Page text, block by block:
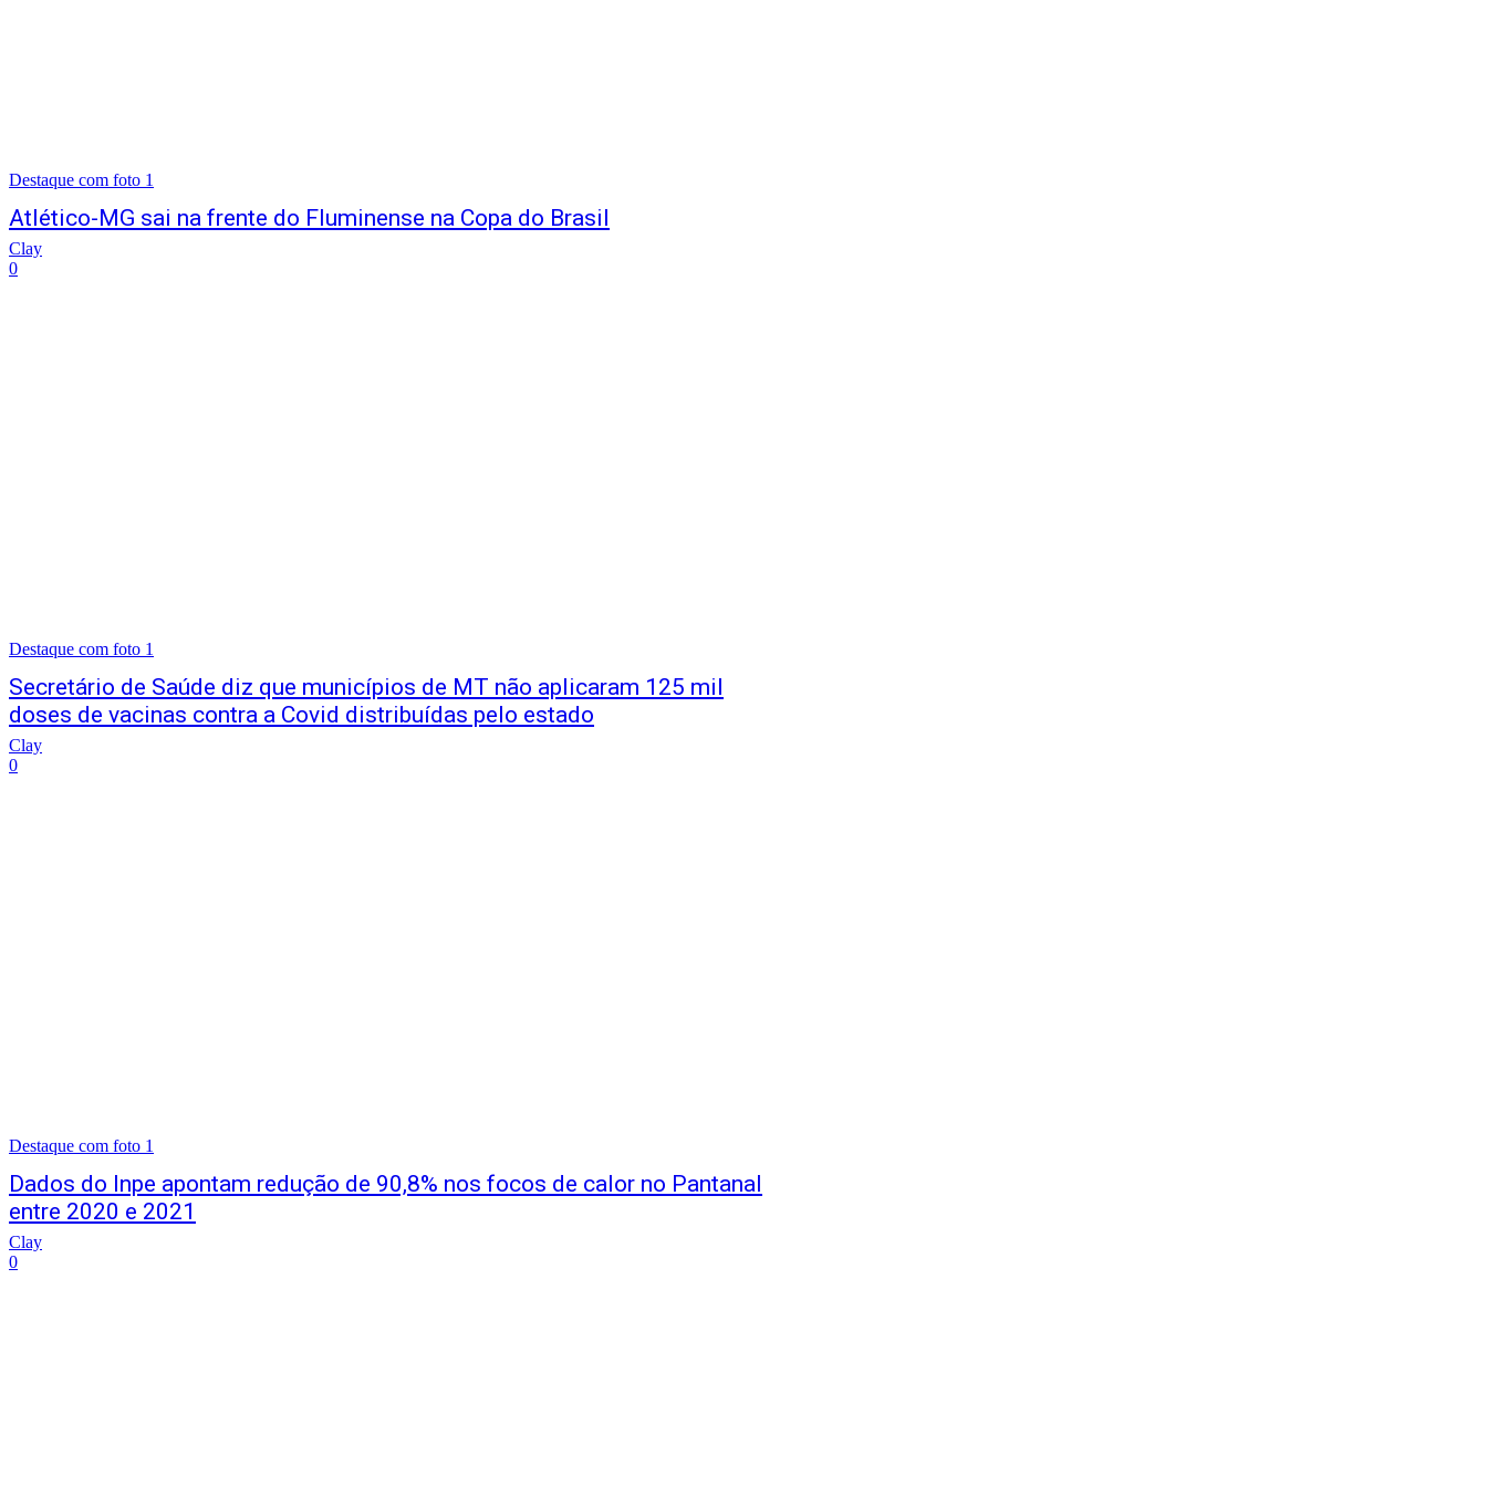
Destaque com foto 1
Atlético-MG sai na frente do Fluminense na Copa do Brasil
Clay
0
Destaque com foto 1
Secretário de Saúde diz que municípios de MT não aplicaram 125 mil
doses de vacinas contra a Covid distribuídas pelo estado
Clay
0
Destaque com foto 1
Dados do Inpe apontam redução de 90,8% nos focos de calor no Pantanal
entre 2020 e 2021
Clay
0